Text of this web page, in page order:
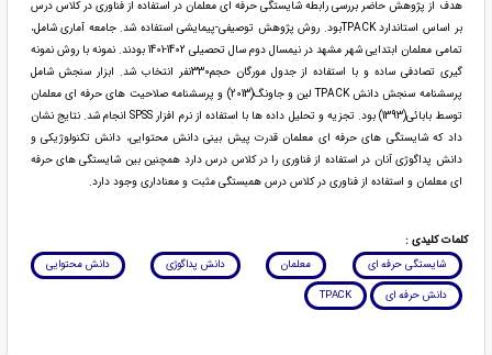
هدف از پژوهش حاضر بررسی رابطه شایستگی حرفه ای معلمان در استفاده از فناوری در کلاس درس
بر اساس استاندارد TPACKبود. روش پژوهش توصیفی-پیمایشی استفاده شد. جامعه آماری شامل،
تمامی معلمان ابتدایی شهر مشهد در نیمسال دوم سال تحصیلی 1402-1401 بودند. نمونه با روش نمونه
گیری تصادفی ساده و با استفاده از جدول مورگان حجم330نفر انتخاب شد. ابزار سنجش شامل
پرسشنامه سنجش دانش TPACK لین و جاونگ(2013) و پرسشنامه صلاحیت های حرفه ای معلمان
توسط بابائی(1393) بود. تجزیه و تحلیل داده ها با استفاده از نرم افزار SPSS انجام شد. نتایج نشان
داد که شایستگی های حرفه ای معلمان قدرت پیش بینی دانش محتوایی، دانش تکنولوژیکی و
دانش پداگوژی آنان در استفاده از فناوری را در کلاس درس دارد همچنین بین شایستگی های حرفه
ای معلمان و استفاده از فناوری در کلاس درس همبستگی مثبت و معناداری وجود دارد.
کلمات کلیدی :
شایستگی حرفه ای
معلمان دانش پداگوژی
دانش محتوایی
دانش حرفه ای
TPACK